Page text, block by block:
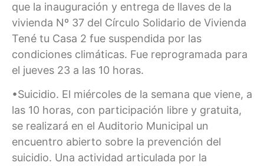
que la inauguración y entrega de llaves de la
vivienda Nº 37 del Círculo Solidario de Vivienda
Tené tu Casa 2 fue suspendida por las
condiciones climáticas. Fue reprogramada para
el jueves 23 a las 10 horas.
•Suicidio. El miércoles de la semana que viene, a
las 10 horas, con participación libre y gratuita,
se realizará en el Auditorio Municipal un
encuentro abierto sobre la prevención del
suicidio. Una actividad articulada por la